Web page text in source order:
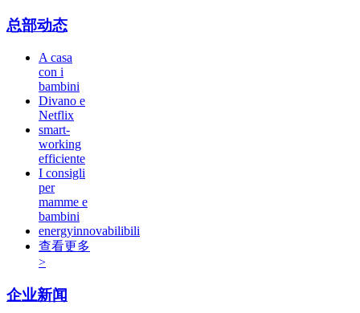
总部动态
A casa
con i
bambini
Divano e
Netflix
smart-
working
efficiente
I consigli
per
mamme e
bambini
energyinnovabilibili
查看更多
>
企业新闻